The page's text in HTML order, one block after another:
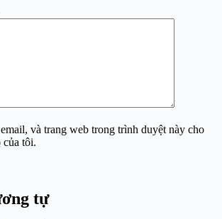
và trang web trong trình duyệt này cho
của tôi.
tự